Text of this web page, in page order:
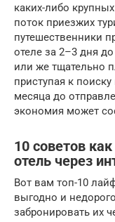
каких-либо
поток приезжих
путешественники
отеле за 2–3 дня
или же тщательно
приступая к
месяца до
экономия может
10 советов
отель через
Вот вам топ-10
выгодно и
забронировать их